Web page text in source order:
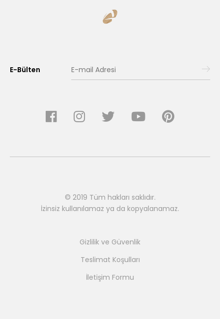
E-Bülten
© 2019 Tüm hakları saklıdır.
İzinsiz kullanılamaz ya da kopyalanamaz.
Gizlilik ve Güvenlik
Teslimat Koşulları
İletişim Formu